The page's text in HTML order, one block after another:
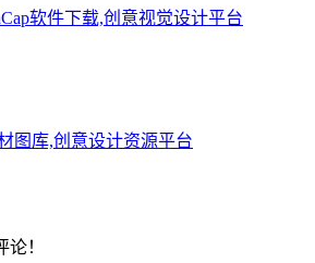
软件下载,创意视觉设计平台
图库,创意设计资源平台
！